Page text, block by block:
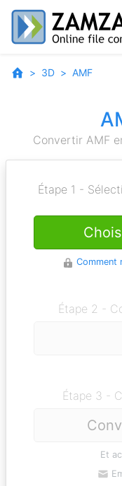
3D AMF
Convertir AMF
Étape 1 -
Comment
Étape 2 -
Étape 3 -
Et